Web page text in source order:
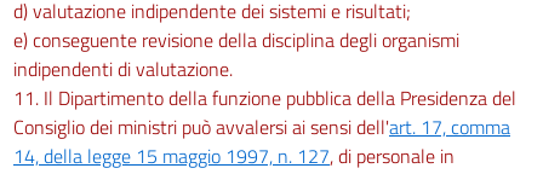
d) valutazione indipendente dei sistemi e risultati;
e) conseguente revisione della disciplina degli organismi
indipendenti di valutazione.
11. Il Dipartimento della funzione pubblica della Presidenza del
Consiglio dei ministri può avvalersi ai sensi dell'art. 17, comma
14, della legge 15 maggio 1997, n. 127, di personale in